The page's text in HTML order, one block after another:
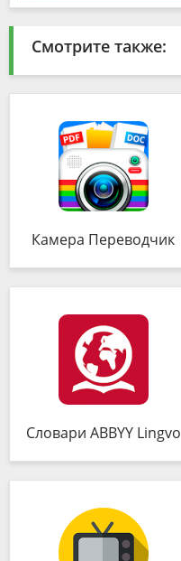
Смотрите также:
Камера Переводчик
Словари ABBYY Lingvo